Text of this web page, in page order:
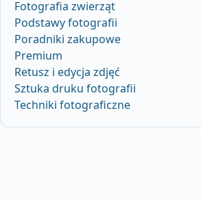
Fotografia zwierząt
Podstawy fotografii
Poradniki zakupowe
Premium
Retusz i edycja zdjęć
Sztuka druku fotografii
Techniki fotograficzne